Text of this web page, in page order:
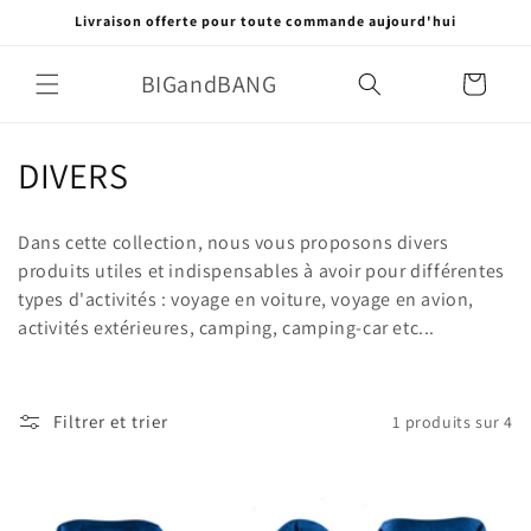
passer
contenu
Livraison offerte pour toute commande aujourd'hui
BIGandBANG Panier
C
l
l
c
DIVERS
Dans cette collection, nous vous proposons divers
produits utiles et indispensables à avoir pour différentes
types d'activités : voyage en voiture, voyage en avion,
activités extérieures, camping, camping-car etc...
Filtrer et trier 1 produits sur 4